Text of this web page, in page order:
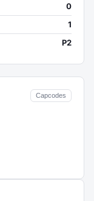
Capcodes
0
1
P2